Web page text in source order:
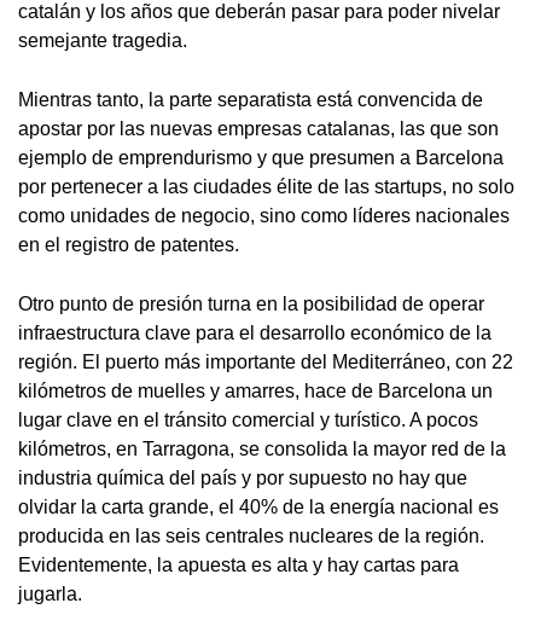
catalán y los años que deberán pasar para poder nivelar
semejante tragedia.
Mientras tanto, la parte separatista está convencida de
apostar por las nuevas empresas catalanas, las que son
ejemplo de emprendurismo y que presumen a Barcelona
por pertenecer a las ciudades élite de las startups, no solo
como unidades de negocio, sino como líderes nacionales
en el registro de patentes.
Otro punto de presión turna en la posibilidad de operar
infraestructura clave para el desarrollo económico de la
región. El puerto más importante del Mediterráneo, con 22
kilómetros de muelles y amarres, hace de Barcelona un
lugar clave en el tránsito comercial y turístico. A pocos
kilómetros, en Tarragona, se consolida la mayor red de la
industria química del país y por supuesto no hay que
olvidar la carta grande, el 40% de la energía nacional es
producida en las seis centrales nucleares de la región.
Evidentemente, la apuesta es alta y hay cartas para
jugarla.